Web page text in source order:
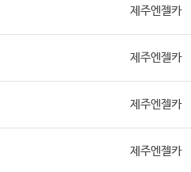
제주엔젤카
제주엔젤카
제주엔젤카
제주엔젤카